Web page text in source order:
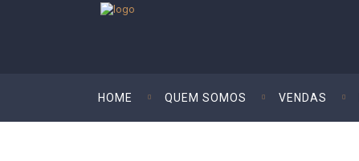
HOME QUEM SOMOS VENDAS